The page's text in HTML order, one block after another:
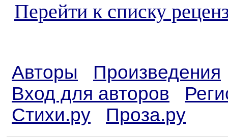
Перейти к списку
Авторы
Произведения
Вход для авторов
Стихи.ру
Проза.ру